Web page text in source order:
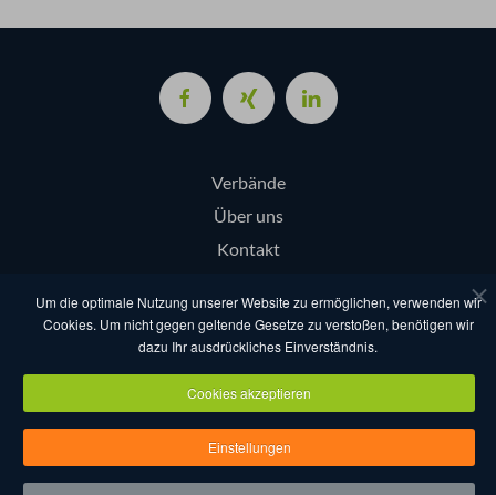
Verbände
Über uns
Kontakt
Datenschutz
Nutzungsbestimmungen
Impressum
Copyright eventcompanies.de 2025
Um die optimale Nutzung unserer Website zu ermöglichen, verwenden wir
Cookies. Um nicht gegen geltende Gesetze zu verstoßen, benötigen wir
dazu Ihr ausdrückliches Einverständnis.
Cookies akzeptieren
Einstellungen